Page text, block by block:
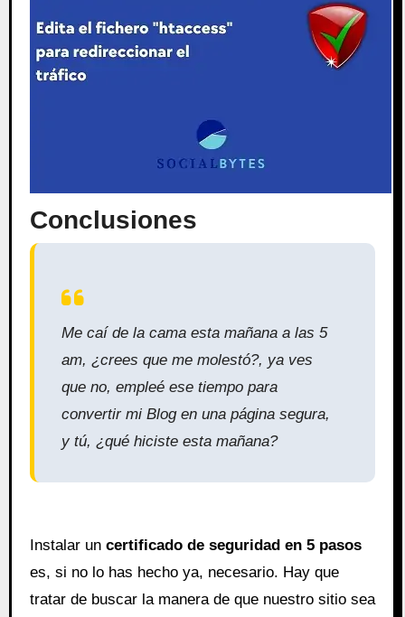
Conclusiones
Me caí de la cama esta mañana a las 5
am, ¿crees que me molestó?, ya ves
que no, empleé ese tiempo para
convertir mi Blog en una página segura,
y tú, ¿qué hiciste esta mañana?
Instalar un certificado de seguridad en 5 pasos
es, si no lo has hecho ya, necesario. Hay que
tratar de buscar la manera de que nuestro sitio sea